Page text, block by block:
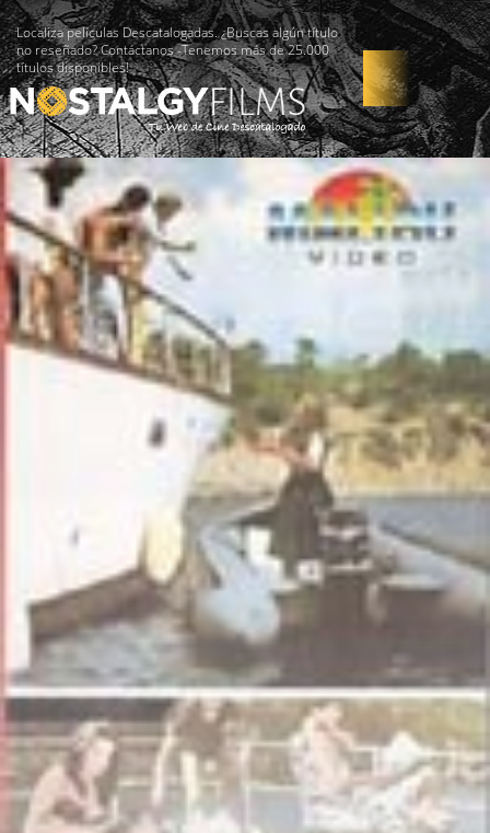
Localiza películas Descatalogadas. ¿Buscas algún título
no reseñado? Contáctanos -Tenemos más de 25.000
títulos disponibles!